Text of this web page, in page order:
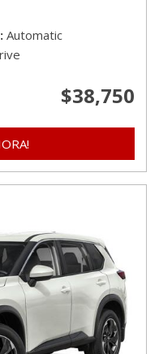
Automatic
$38,750